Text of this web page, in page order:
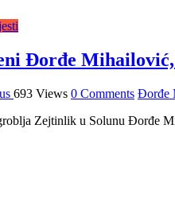
Đorđe Mihailović,
693 Views 0 Comments Đorđe
Zejtinlik u Solunu Đorđe